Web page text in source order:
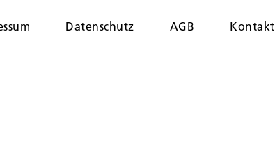
Datenschutz AGB Kontakt